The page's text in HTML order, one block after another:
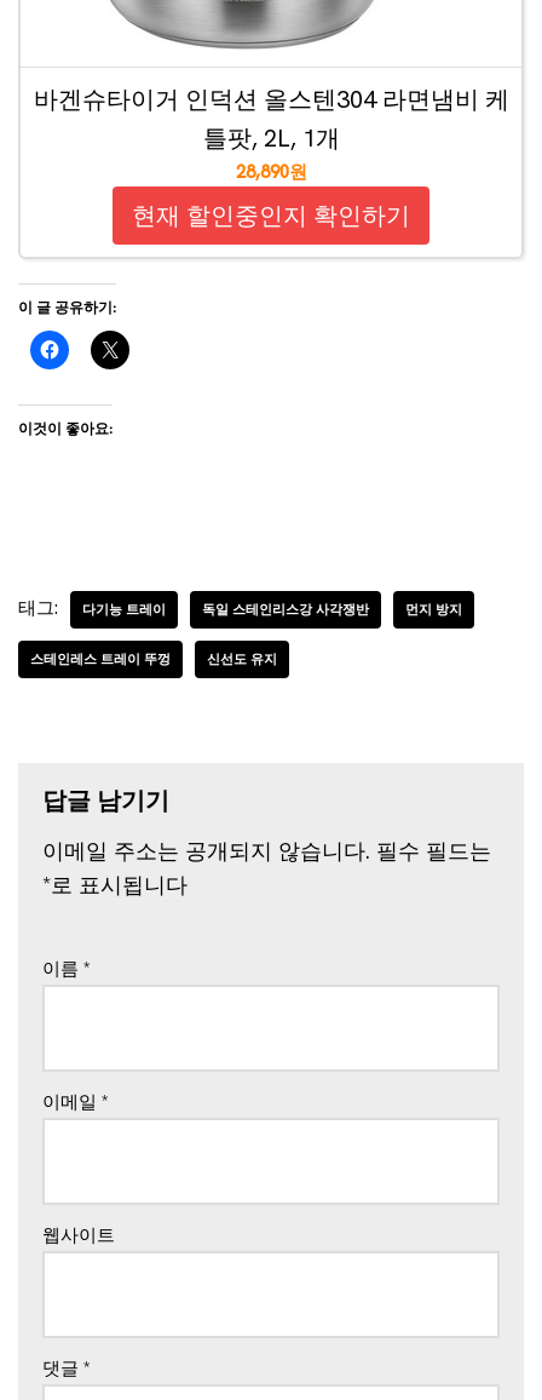
바겐슈타이거 인덕션 올스텐304 라면냄비 케
틀팟, 2L, 1개
28,890원
현재 할인중인지 확인하기
이 글 공유하기:
이것이 좋아요:
태그: 다기능 트레이 독일 스테인리스강 사각쟁반 먼지 방지
스테인레스 트레이 뚜껑 신선도 유지
답글 남기기
이메일 주소는 공개되지 않습니다. 필수 필드는
*로 표시됩니다
이름 *
이메일 *
웹사이트
댓글 *